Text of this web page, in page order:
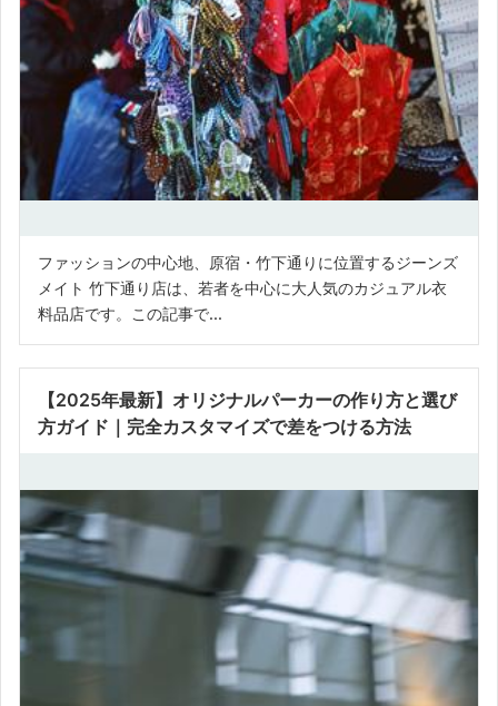
ファッションの中心地、原宿・竹下通りに位置するジーンズ
メイト 竹下通り店は、若者を中心に大人気のカジュアル衣
料品店です。この記事で...
【2025年最新】オリジナルパーカーの作り方と選び
方ガイド｜完全カスタマイズで差をつける方法